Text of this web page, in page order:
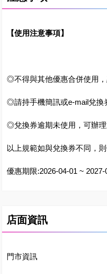
【使用注意事項】
◎不得與其他優惠合併使用
◎請持手機簡訊或e-mail兌換
◎兌換券逾期未使用，可辦
以上規範如與兌換券不同，
優惠期限:2026-04-01 ~ 2027-
店面資訊
門市資訊